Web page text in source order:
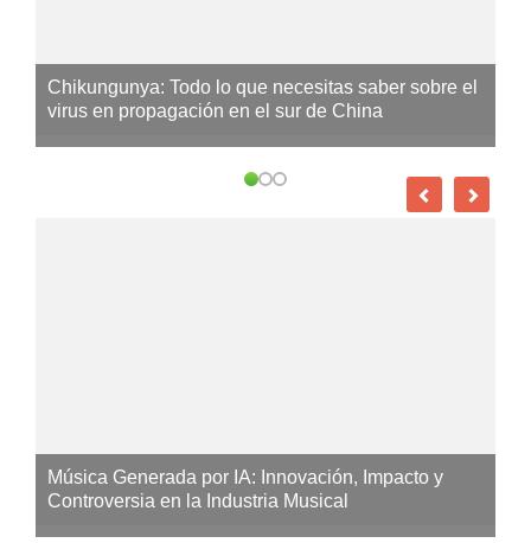
Chikungunya: Todo lo que necesitas saber sobre el
virus en propagación en el sur de China
Música Generada por IA: Innovación, Impacto y
Controversia en la Industria Musical